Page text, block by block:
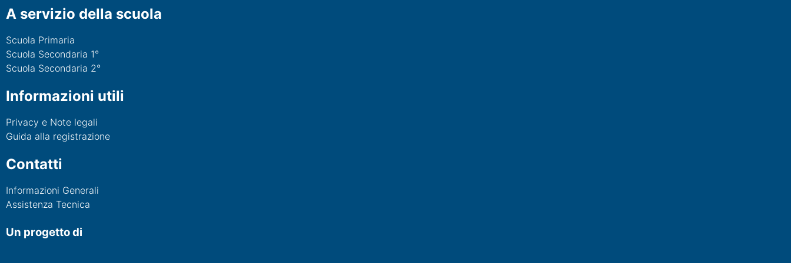
A servizio della scuola
Scuola Primaria
Scuola Secondaria 1°
Scuola Secondaria 2°
Informazioni utili
Privacy e Note legali
Guida alla registrazione
Contatti
Informazioni Generali
Assistenza Tecnica
Un progetto di